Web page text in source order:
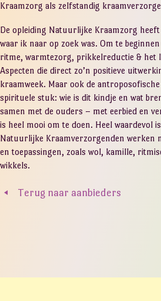
Kraamzorg als zelfstandig
De opleiding Natuurlijke Kraamzorg
waar ik naar op zoek was. Om te
ritme, warmtezorg, prikkelreductie & het
Aspecten die direct zo’n positieve
kraamweek. Maar ook de
spirituele stuk: wie is dit kindje en wat
samen met de ouders – met eerbied en
is heel mooi om te doen. Heel waardevol
Natuurlijke Kraamverzorgenden werken
en toepassingen, zoals wol, kamille,
wikkels.
Terug naar aanbieders